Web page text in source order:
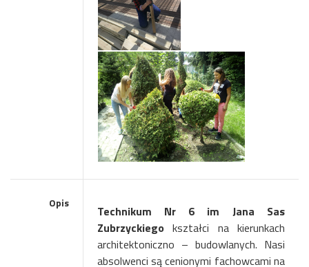
Opis
Technikum Nr 6 im Jana Sas
Zubrzyckiego kształci na kierunkach
architektoniczno – budowlanych. Nasi
absolwenci są cenionymi fachowcami na